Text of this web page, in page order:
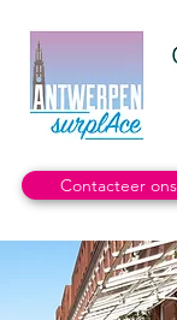
Contacteer ons